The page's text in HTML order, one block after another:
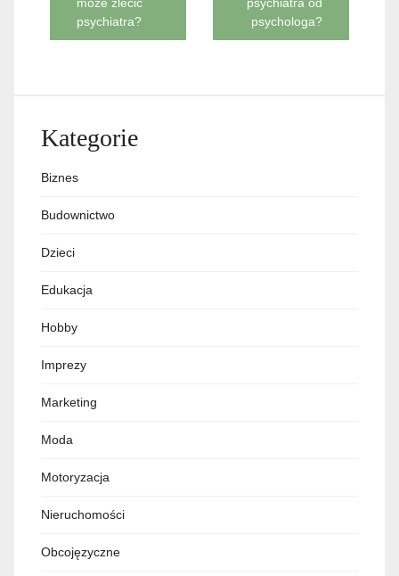
wpisu
psychiatra?
psychologa?
Kategorie
Biznes
Budownictwo
Dzieci
Edukacja
Hobby
Imprezy
Marketing
Moda
Motoryzacja
Nieruchomości
Obcojęzyczne